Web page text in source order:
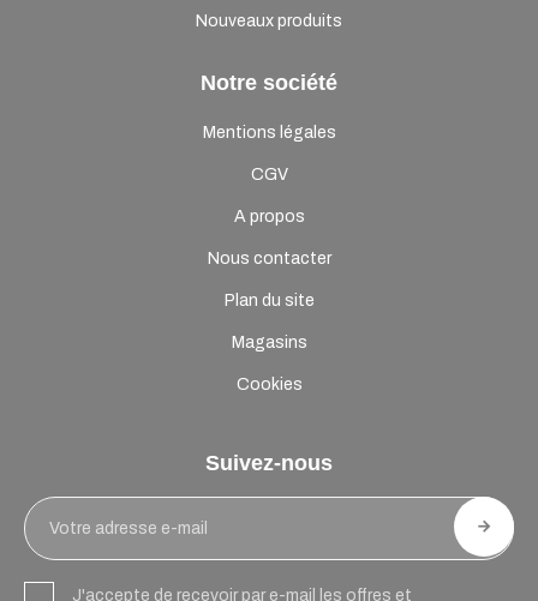
Nouveaux produits
Notre société
Mentions légales
CGV
A propos
Nous contacter
Plan du site
Magasins
Cookies
Suivez-nous
J'accepte de recevoir par e-mail les offres et